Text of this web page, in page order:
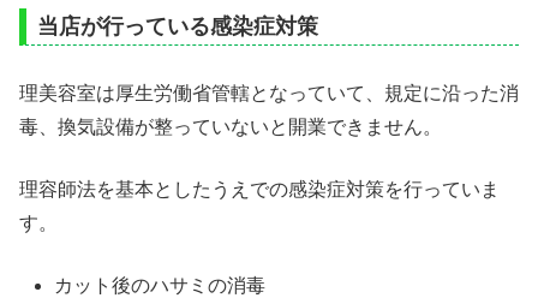
当店が行っている感染症対策
理美容室は厚生労働省管轄となっていて、規定に沿った消
毒、換気設備が整っていないと開業できません。
理容師法を基本としたうえでの感染症対策を行っていま
す。
カット後のハサミの消毒